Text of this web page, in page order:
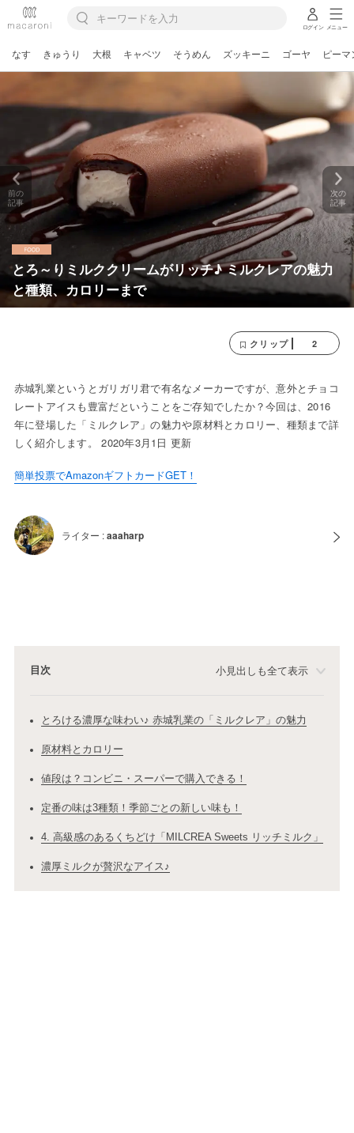
ログイン メニュー
なす きゅうり 大根 キャベツ そうめん ズッキーニ ゴーヤ ピーマ
とろ～りミルククリームがリッチ♪ ミルクレアの魅力
と種類、カロリーまで
前の
記事
次の
記事
クリップ 2
赤城乳業というとガリガリ君で有名なメーカーですが、意外とチョコ
レートアイスも豊富だということをご存知でしたか？今回は、2016
年に登場した「ミルクレア」の魅力や原材料とカロリー、種類まで詳
しく紹介します。 2020年3月1日 更新
簡単投票でAmazonギフトカードGET！
ライター :aaaharp
目次 小見出しも全て表示
とろける濃厚な味わい♪ 赤城乳業の「ミルクレア」の魅力
原材料とカロリー
値段は？コンビニ・スーパーで購入できる！
定番の味は3種類！季節ごとの新しい味も！
4. 高級感のあるくちどけ「MILCREA Sweets リッチミルク」
濃厚ミルクが贅沢なアイス♪